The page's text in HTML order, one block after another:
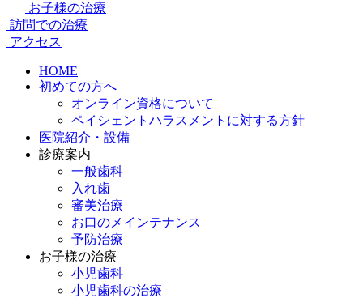
お子様の治療
訪問での治療
アクセス
HOME
初めての方へ
オンライン資格について
ペイシェントハラスメントに対する方針
医院紹介・設備
診療案内
一般歯科
入れ歯
審美治療
お口のメインテナンス
予防治療
お子様の治療
小児歯科
小児歯科の治療